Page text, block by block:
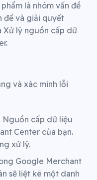
là nhóm vấn đề
đề và giải quyết
Xử lý nguồn cấp dữ
và xác minh lỗi
Nguồn cấp dữ liệu
Center của bạn.
xử lý.
Google Merchant
sẽ liệt kê một danh